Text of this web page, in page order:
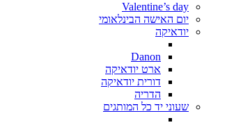
Valentine’s day
יום האישה הבינלאומי
יודאיקה
Danon
ארט יודאיקה
דורית יודאיקה
הדריה
שעוני יד כל המותגים